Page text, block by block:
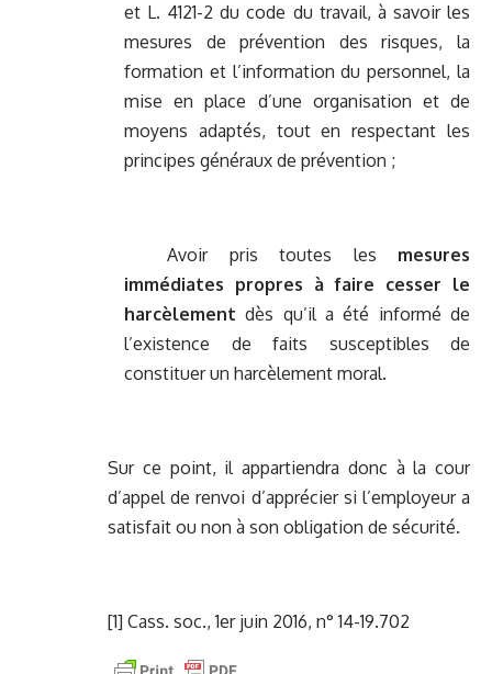
et L. 4121-2 du code du travail, à savoir les
mesures de prévention des risques, la
formation et l’information du personnel, la
mise en place d’une organisation et de
moyens adaptés, tout en respectant les
principes généraux de prévention ;
Avoir pris toutes les mesures
immédiates propres à faire cesser le
harcèlement dès qu’il a été informé de
l’existence de faits susceptibles de
constituer un harcèlement moral.
Sur ce point, il appartiendra donc à la cour
d’appel de renvoi d’apprécier si l’employeur a
satisfait ou non à son obligation de sécurité.
[1] Cass. soc., 1er juin 2016, n° 14-19.702